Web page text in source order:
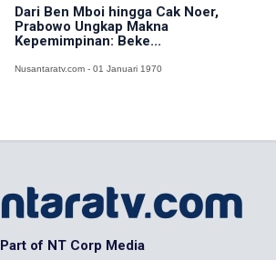
Dari Ben Mboi hingga Cak Noer,
Prabowo Ungkap Makna
Kepemimpinan: Beke...
Nusantaratv.com - 01 Januari 1970
Part of NT Corp Media